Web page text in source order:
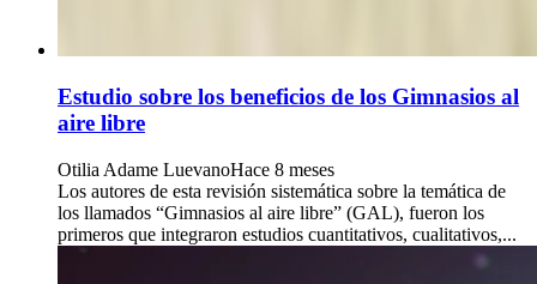
Estudio sobre los beneficios de los Gimnasios al
aire libre
Otilia Adame LuevanoHace 8 meses
Los autores de esta revisión sistemática sobre la temática de
los llamados “Gimnasios al aire libre” (GAL), fueron los
primeros que integraron estudios cuantitativos, cualitativos,...